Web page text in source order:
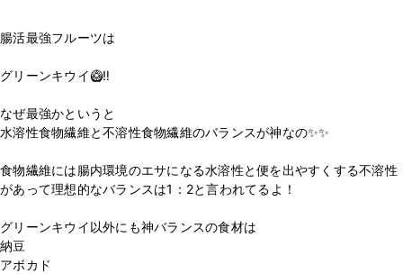
腸活最強フルーツは
グリーンキウイ🥝‼️
なぜ最強かというと
水溶性食物繊維と不溶性食物繊維のバランスが神なの✨✨
食物繊維には腸内環境のエサになる水溶性と便を出やすくする不溶性
があって理想的なバランスは1：2と言われてるよ！
グリーンキウイ以外にも神バランスの食材は
納豆
アボカド